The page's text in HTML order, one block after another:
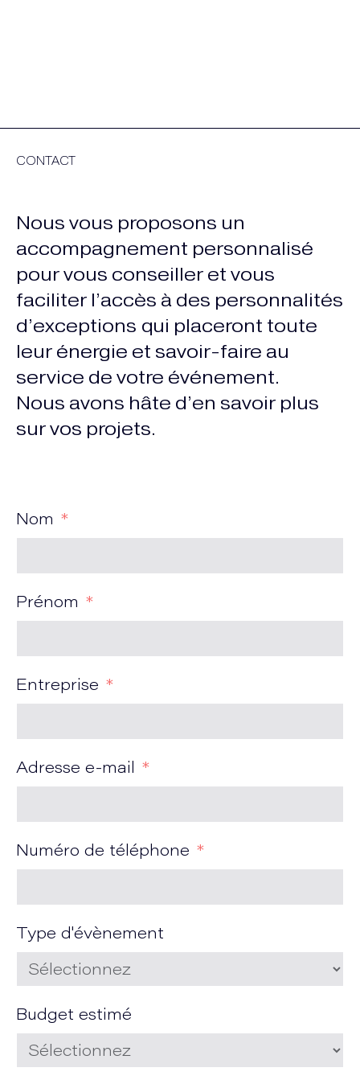
CONTACT
Nous vous proposons un
accompagnement personnalisé
pour vous conseiller et vous
faciliter l’accès à des personnalités
d’exceptions qui placeront toute
leur énergie et savoir-faire au
service de votre événement.
Nous avons hâte d’en savoir plus
sur vos projets.
Nom
Prénom
Entreprise
Adresse e-mail
Numéro de téléphone
Type d'évènement
Budget estimé